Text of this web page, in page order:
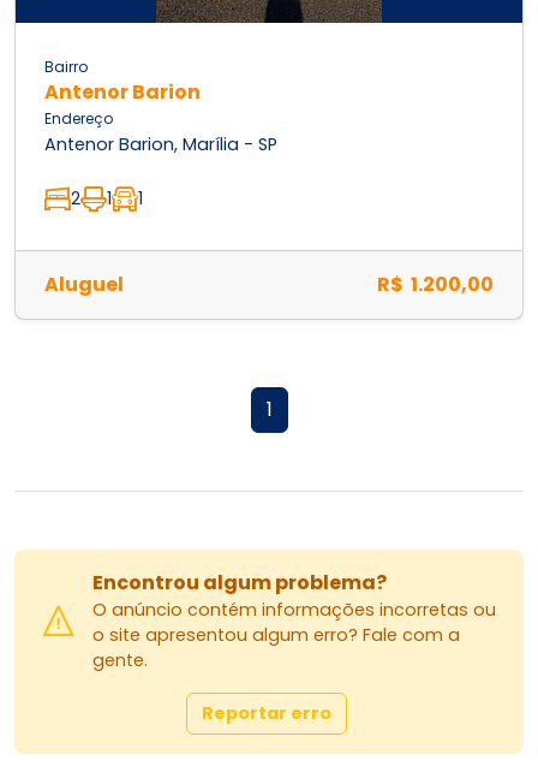
Bairro
Antenor Barion
Endereço
Antenor Barion, Marília - SP
2 1 1
Aluguel R$ 1.200,00
1
Encontrou algum problema?
O anúncio contém informações incorretas ou
o site apresentou algum erro? Fale com a
gente.
Reportar erro